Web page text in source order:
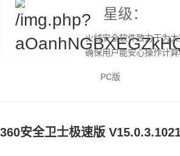
星级：
火绒安全软件致力于为
确保用户能安心操作计
PC版
360安全卫士极速版